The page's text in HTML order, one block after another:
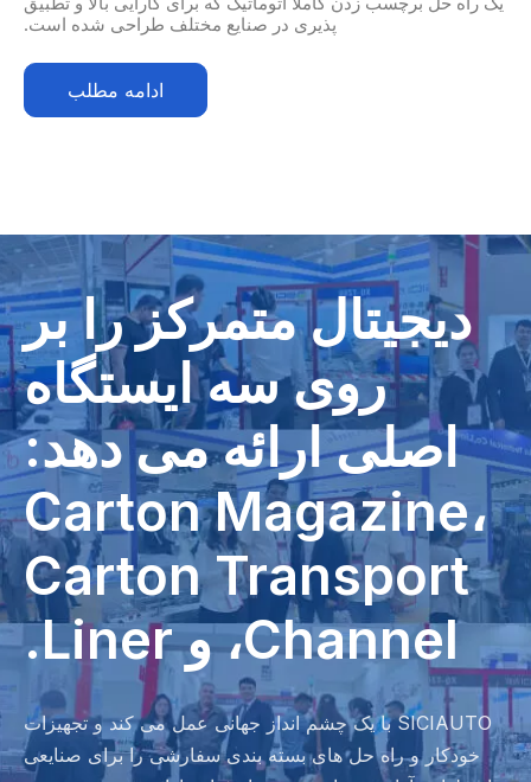
پذیری در صنایع مختلف طراحی شده است.
ادامه مطلب
دیجیتال متمرکز را بر
روی سه ایستگاه
اصلی ارائه می دهد:
Carton Magazine،
Carton Transport
Channel، و Liner.
SICIAUTO با یک چشم انداز جهانی عمل می کند و تجهیزات
خودکار و راه حل های بسته بندی سفارشی را برای صنایعی